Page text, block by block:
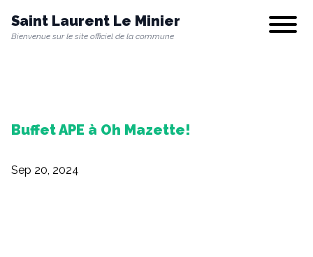
Saint Laurent Le Minier
Bienvenue sur le site officiel de la commune
Show/
Vie municipale
Buffet APE à Oh Mazette!
Sep 20, 2024